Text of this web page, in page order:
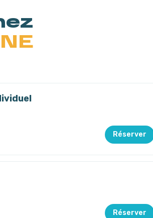
Réserver
Réserver